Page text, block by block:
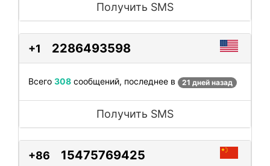
Получить SMS
+1 2286493598
Всего 308 сообщений, последнее в 21 дней назад
Получить SMS
+86 15475769425